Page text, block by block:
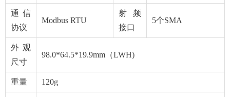
通信
协议
Modbus RTU
射频
接口
5个SMA
外观
尺寸
98.0*64.5*19.9mm（LWH)
重量 120g